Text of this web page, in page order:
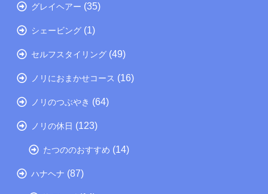
グレイヘアー (35)
シェービング (1)
セルフスタイリング (49)
ノリにおまかせコース (16)
ノリのつぶやき (64)
ノリの休日 (123)
たつののおすすめ (14)
ハナヘナ (87)